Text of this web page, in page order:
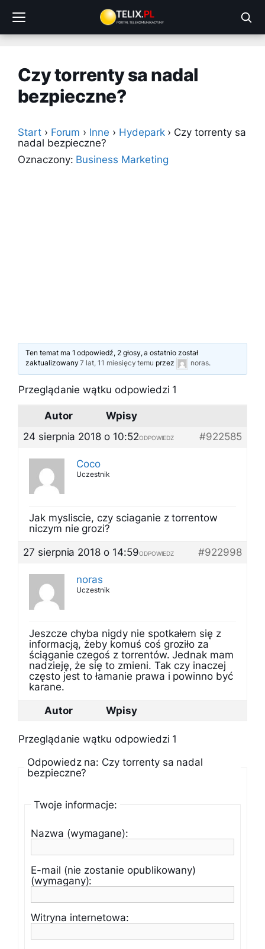
treści
Czy torrenty sa nadal
bezpieczne?
Start › Forum › Inne › Hydepark › Czy torrenty sa
nadal bezpieczne?
Oznaczony: Business Marketing
Ten temat ma 1 odpowiedź, 2 głosy, a ostatnio został
zaktualizowany7 lat, 11 miesięcy temu przez noras.
Przeglądanie wątku odpowiedzi 1
Autor
Wpisy
24 sierpnia 2018 o 10:52
#922585
ODPOWIEDZ
Coco
Uczestnik
Jak mysliscie, czy sciaganie z torrentow
niczym nie grozi?
27 sierpnia 2018 o 14:59
#922998
ODPOWIEDZ
noras
Uczestnik
Jeszcze chyba nigdy nie spotkałem się z
informacją, żeby komuś coś groziło za
ściąganie czegoś z torrentów. Jednak mam
nadzieję, że się to zmieni. Tak czy inaczej
często jest to łamanie prawa i powinno być
karane.
Autor
Wpisy
Przeglądanie wątku odpowiedzi 1
Odpowiedz na: Czy torrenty sa nadal
bezpieczne?
Twoje informacje:
Nazwa (wymagane):
E-mail (nie zostanie opublikowany)
(wymagany):
Witryna internetowa: